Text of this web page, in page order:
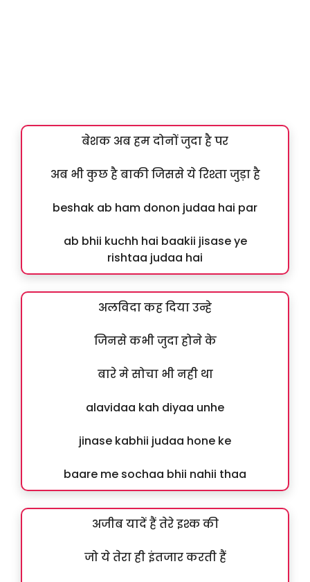
बेशक अब हम दोनों जुदा है पर
अब भी कुछ है बाकी जिससे ये रिश्ता जुड़ा है
beshak ab ham donon judaa hai par
ab bhii kuchh hai baakii jisase ye
rishtaa judaa hai
अलविदा कह दिया उन्हे
जिनसे कभी जुदा होने के
बारे मे सोचा भी नही था
alavidaa kah diyaa unhe
jinase kabhii judaa hone ke
baare me sochaa bhii nahii thaa
अजीब यादें हैं तेरे इश्क की
जो ये तेरा ही इंतजार करती हैं